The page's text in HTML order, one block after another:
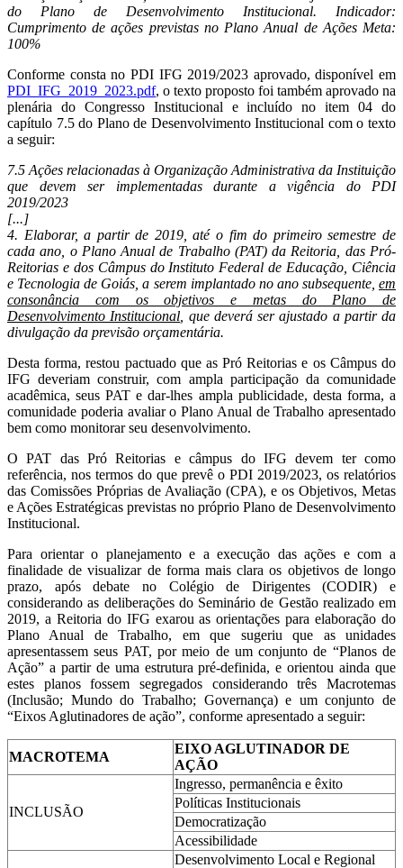
do Plano de Desenvolvimento Institucional. Indicador:
Cumprimento de ações previstas no Plano Anual de Ações Meta:
100%
Conforme consta no PDI IFG 2019/2023 aprovado, disponível em
PDI_IFG_2019_2023.pdf, o texto proposto foi também aprovado na
plenária do Congresso Institucional e incluído no item 04 do
capítulo 7.5 do Plano de Desenvolvimento Institucional com o texto
a seguir:
7.5 Ações relacionadas à Organização Administrativa da Instituição
que devem ser implementadas durante a vigência do PDI
2019/2023
[...]
4. Elaborar, a partir de 2019, até o fim do primeiro semestre de
cada ano, o Plano Anual de Trabalho (PAT) da Reitoria, das Pró-
Reitorias e dos Câmpus do Instituto Federal de Educação, Ciência
e Tecnologia de Goiás, a serem implantado no ano subsequente, em
consonância com os objetivos e metas do Plano de
Desenvolvimento Institucional , que deverá ser ajustado a partir da
divulgação da previsão orçamentária.
Desta forma, restou pactuado que as Pró Reitorias e os Câmpus do
IFG deveriam construir, com ampla participação da comunidade
acadêmica, seus PAT e dar-lhes ampla publicidade, desta forma, a
comunidade poderia avaliar o Plano Anual de Trabalho apresentado
bem como monitorar seu desenvolvimento.
O PAT das Pró Reitorias e câmpus do IFG devem ter como
referência, nos termos do que prevê o PDI 2019/2023, os relatórios
das Comissões Próprias de Avaliação (CPA), e os Objetivos, Metas
e Ações Estratégicas previstas no próprio Plano de Desenvolvimento
Institucional.
Para orientar o planejamento e a execução das ações e com a
finalidade de visualizar de forma mais clara os objetivos de longo
prazo, após debate no Colégio de Dirigentes (CODIR) e
considerando as deliberações do Seminário de Gestão realizado em
2019, a Reitoria do IFG exarou as orientações para elaboração do
Plano Anual de Trabalho, em que sugeriu que as unidades
apresentassem seus PAT, por meio de um conjunto de “Planos de
Ação” a partir de uma estrutura pré-definida, e orientou ainda que
estes planos fossem segregados considerando três Macrotemas
(Inclusão; Mundo do Trabalho; Governança) e um conjunto de
“Eixos Aglutinadores de ação”, conforme apresentado a seguir:
MACROTEMA
EIXO AGLUTINADOR DE
AÇÃO
INCLUSÃO
Ingresso, permanência e êxito
Políticas Institucionais
Democratização
Acessibilidade
Desenvolvimento Local e Regional